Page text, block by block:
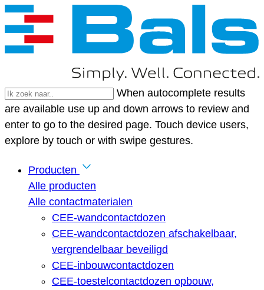
When autocomplete results
are available use up and down arrows to review and
enter to go to the desired page. Touch device users,
explore by touch or with swipe gestures.
Producten
Alle producten
Alle contactmaterialen
CEE-wandcontactdozen
CEE-wandcontactdozen afschakelbaar,
vergrendelbaar beveiligd
CEE-inbouwcontactdozen
CEE-toestelcontactdozen opbouw,